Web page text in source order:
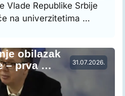
Vlade Republike Srbije
na univerzitetima …
31.07.2026.
obilazak
– prva …